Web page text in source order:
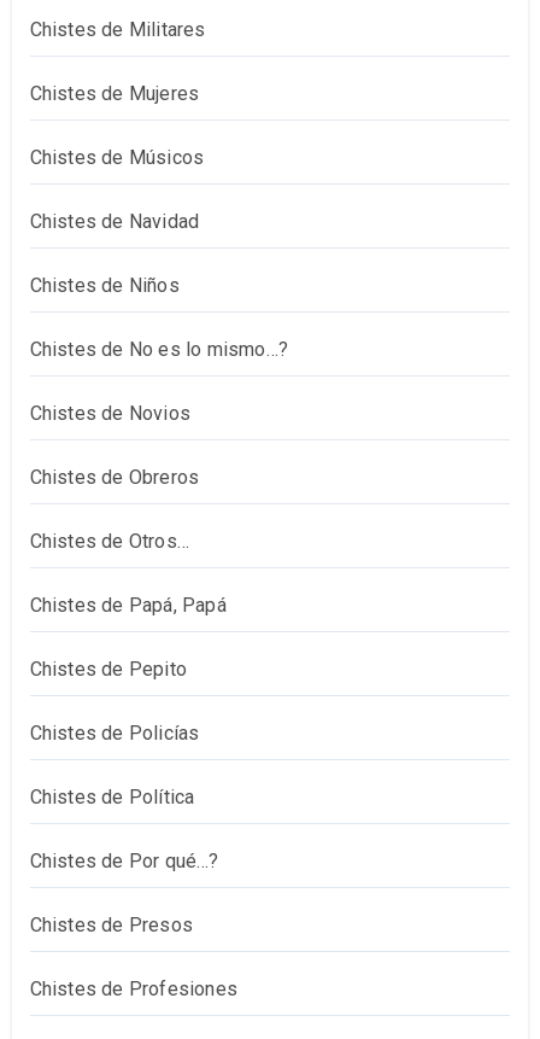
Chistes de Militares
Chistes de Mujeres
Chistes de Músicos
Chistes de Navidad
Chistes de Niños
Chistes de No es lo mismo…?
Chistes de Novios
Chistes de Obreros
Chistes de Otros…
Chistes de Papá, Papá
Chistes de Pepito
Chistes de Policías
Chistes de Política
Chistes de Por qué…?
Chistes de Presos
Chistes de Profesiones